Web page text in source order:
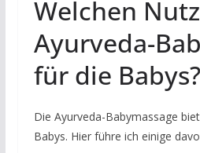
Welchen
Ayurveda-
für die Babys?
Die Ayurveda-Babymassage
Babys. Hier führe ich einige